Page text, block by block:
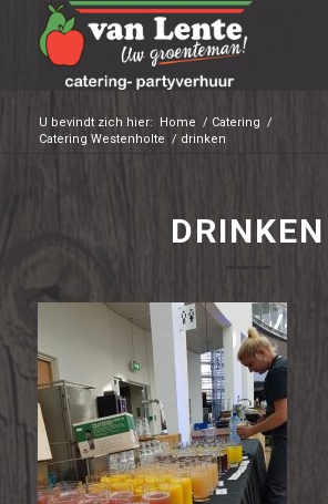
U bevindt zich hier: Home / Catering /
Catering Westenholte / drinken
DRINKEN